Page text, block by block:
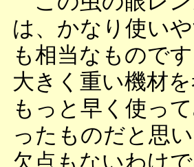
は、かなり使い
も相当なもので
大きく重い機材を
もっと早く使っ
ったものだと思
欠点もないわけ